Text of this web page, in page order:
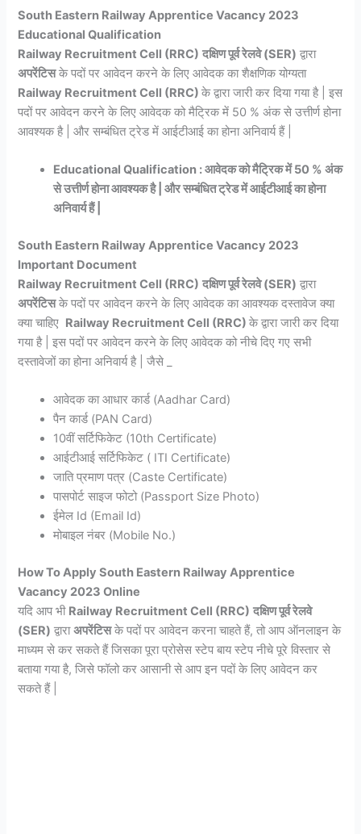
South Eastern Railway Apprentice Vacancy 2023
Educational Qualification
Railway Recruitment Cell (RRC) दक्षिण पूर्व रेलवे (SER) द्वारा
अपरेंटिसके पदों पर आवेदन करने के लिए आवेदक का शैक्षणिक योग्यता
Railway Recruitment Cell (RRC)के द्वारा जारी कर दिया गया है | इस
पदों पर आवेदन करने के लिए आवेदक को मैट्रिक में 50 % अंक से उत्तीर्ण होना
आवश्यक है | और सम्बंधित ट्रेड में आईटीआई का होना अनिवार्य हैं |
Educational Qualification : आवेदक को मैट्रिक में 50 % अंक
से उत्तीर्ण होना आवश्यक है | और सम्बंधित ट्रेड में आईटीआई का होना
अनिवार्य हैं |
South Eastern Railway Apprentice Vacancy 2023
Important Document
Railway Recruitment Cell (RRC) दक्षिण पूर्व रेलवे (SER) द्वारा
अपरेंटिसके पदों पर आवेदन करने के लिए आवेदक का आवश्यक दस्तावेज क्या
क्या चाहिए Railway Recruitment Cell (RRC)के द्वारा जारी कर दिया
गया है | इस पदों पर आवेदन करने के लिए आवेदक को नीचे दिए गए सभी
दस्तावेजों का होना अनिवार्य है | जैसे _
आवेदक का आधार कार्ड (Aadhar Card)
पैन कार्ड (PAN Card)
10वीं सर्टिफिकेट (10th Certificate)
आईटीआई सर्टिफिकेट ( ITI Certificate)
जाति प्रमाण पत्र (Caste Certificate)
पासपोर्ट साइज फोटो (Passport Size Photo)
ईमेल Id (Email Id)
मोबाइल नंबर (Mobile No.)
How To ApplySouth Eastern Railway Apprentice
Vacancy 2023 Online
यदि आप भी Railway Recruitment Cell (RRC) दक्षिण पूर्व रेलवे
(SER) द्वाराअपरेंटिसके पदों पर आवेदन करना चाहते हैं, तो आप ऑनलाइन के
माध्यम से कर सकते हैं जिसका पूरा प्रोसेस स्टेप बाय स्टेप नीचे पूरे विस्तार से
बताया गया है, जिसे फॉलो कर आसानी से आप इन पदों के लिए आवेदन कर
सकते हैं |